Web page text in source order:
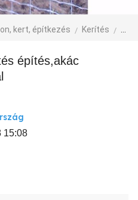
kert, építkezés Kerítés
15:08